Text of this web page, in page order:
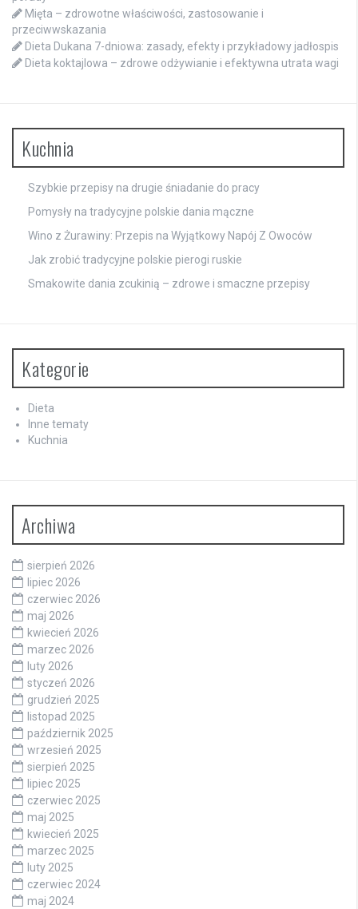
Mięta – zdrowotne właściwości, zastosowanie i
przeciwwskazania
Dieta Dukana 7-dniowa: zasady, efekty i przykładowy jadłospis
Dieta koktajlowa – zdrowe odżywianie i efektywna utrata wagi
Kuchnia
Szybkie przepisy na drugie śniadanie do pracy
Pomysły na tradycyjne polskie dania mączne
Wino z Żurawiny: Przepis na Wyjątkowy Napój Z Owoców
Jak zrobić tradycyjne polskie pierogi ruskie
Smakowite dania zcukinią – zdrowe i smaczne przepisy
Kategorie
Dieta
Inne tematy
Kuchnia
Archiwa
sierpień 2026
lipiec 2026
czerwiec 2026
maj 2026
kwiecień 2026
marzec 2026
luty 2026
styczeń 2026
grudzień 2025
listopad 2025
październik 2025
wrzesień 2025
sierpień 2025
lipiec 2025
czerwiec 2025
maj 2025
kwiecień 2025
marzec 2025
luty 2025
czerwiec 2024
maj 2024